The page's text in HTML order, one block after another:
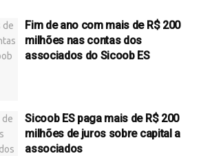
Fim de ano com mais de R$ 200
milhões nas contas dos
associados do Sicoob ES
Sicoob ES paga mais de R$ 200
milhões de juros sobre capital a
associados